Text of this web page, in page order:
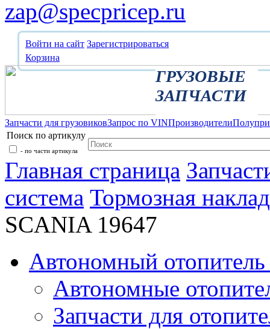
zap@specpricep.ru
Войти на сайт Зарегистрироваться
Корзина
ГРУЗОВЫЕ
ЗАПЧАСТИ
Запчасти для грузовиковЗапрос по VINПроизводители
Поиск по артикулу
- по части артикула
Главная страница
система Тормозная
SCANIA 19647
Автономный отопитель
Автономные
Запчасти для